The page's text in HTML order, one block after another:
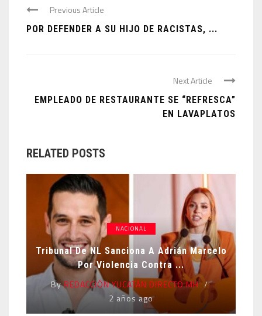
Previous Article
POR DEFENDER A SU HIJO DE RACISTAS, ...
Next Article
EMPLEADO DE RESTAURANTE SE “REFRESCA”
EN LAVAPLATOS
RELATED POSTS
NACIONAL
Tribunal De NL Sanciona A Adrián Marcelo
Por Violencia Contra ...
ByREDACCIÓN YUCATÁN DIRECTO MH
2 años ago